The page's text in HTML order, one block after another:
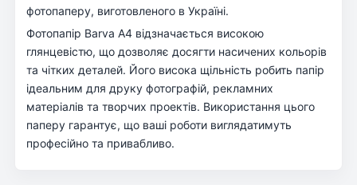
фотопаперу, виготовленого в Україні.
Фотопапір Barva A4 відзначається високою
глянцевістю, що дозволяє досягти насичених кольорів
та чітких деталей. Його висока щільність робить папір
ідеальним для друку фотографій, рекламних
матеріалів та творчих проектів. Використання цього
паперу гарантує, що ваші роботи виглядатимуть
професійно та привабливо.